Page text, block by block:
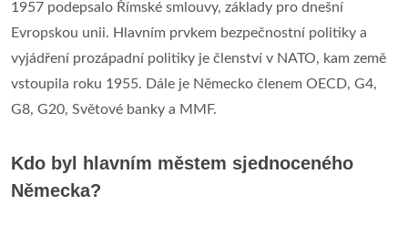
1957 podepsalo Římské smlouvy, základy pro dnešní
Evropskou unii. Hlavním prvkem bezpečnostní politiky a
vyjádření prozápadní politiky je členství v NATO, kam země
vstoupila roku 1955. Dále je Německo členem OECD, G4,
G8, G20, Světové banky a MMF.
Kdo byl hlavním městem sjednoceného
Německa?